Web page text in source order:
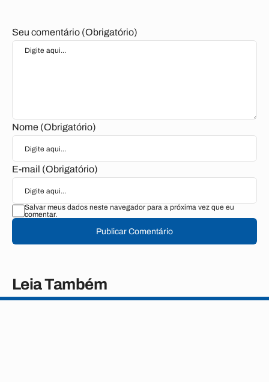
Seu comentário (Obrigatório)
Nome (Obrigatório)
E-mail (Obrigatório)
Salvar meus dados neste navegador para a próxima vez que eu
comentar.
Publicar Comentário
Leia Também